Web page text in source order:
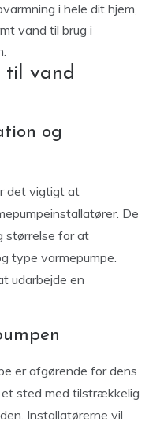
i hele dit hjem,
vand til brug i
vand
og
det vigtigt at
De
størrelse for at
type varmepumpe.
udarbejde en
er afgørende for dens
sted med tilstrækkelig
Installatørerne vil